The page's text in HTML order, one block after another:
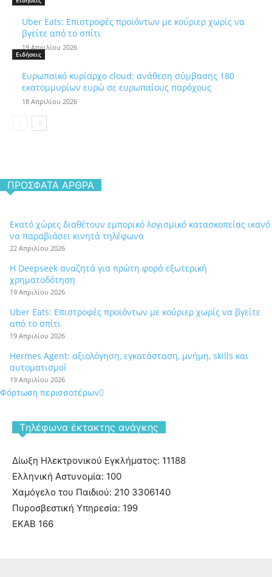
Uber Eats: Επιστροφές προϊόντων με κούριερ χωρίς να
βγείτε από το σπίτι
19 Απριλίου 2026
Ειδήσεις
Ευρωπαϊκό κυρίαρχο cloud: ανάθεση σύμβασης 180
εκατομμυρίων ευρώ σε ευρωπαίους παρόχους
18 Απριλίου 2026
ΠΡΌΣΦΑΤΑ ΆΡΘΡΑ
Εκατό χώρες διαθέτουν εμπορικό λογισμικό κατασκοπείας ικανό
να παραβιάσει κινητά τηλέφωνα
22 Απριλίου 2026
Η Deepseek αναζητά για πρώτη φορά εξωτερική
χρηματοδότηση
19 Απριλίου 2026
Uber Eats: Επιστροφές προϊόντων με κούριερ χωρίς να βγείτε
από το σπίτι
19 Απριλίου 2026
Hermes Agent: αξιολόγηση, εγκατάσταση, μνήμη, skills και
αυτοματισμοί
19 Απριλίου 2026
Φόρτωση περισσοτέρων
Tηλέφωνα έκτακτης ανάγκης
Δίωξη Ηλεκτρονικού Εγκλήματος: 11188
Ελληνική Αστυνομία: 100
Χαμόγελο του Παιδιού: 210 3306140
Πυροσβεστική Υπηρεσία: 199
ΕΚΑΒ 166